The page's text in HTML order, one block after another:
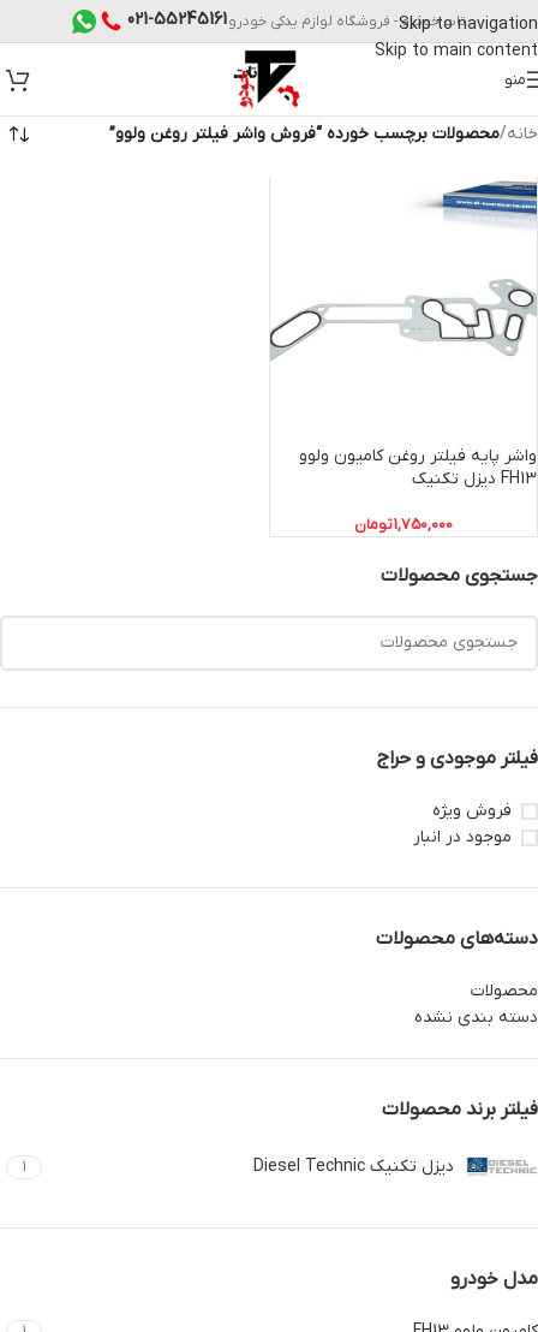
Skip to navigation
Skip to main content
تات خودرو - فروشگاه لوازم یدکی خودرو021-55245161
منو
جستجوی محصولات
فیلتر موجودی و حراج
فروش ویژه
موجود در انبار
دسته‌های محصولات
محصولات
دسته بندی نشده
فیلتر برند محصولات
دیزل تکنیک Diesel Technic 1
مدل خودرو
خانه/محصولات برچسب خورده “فروش واشر فیلتر روغن ولوو”
واشر پایه فیلتر روغن کامیون ولوو
FH13 دیزل تکنیک
1,750,000تومان